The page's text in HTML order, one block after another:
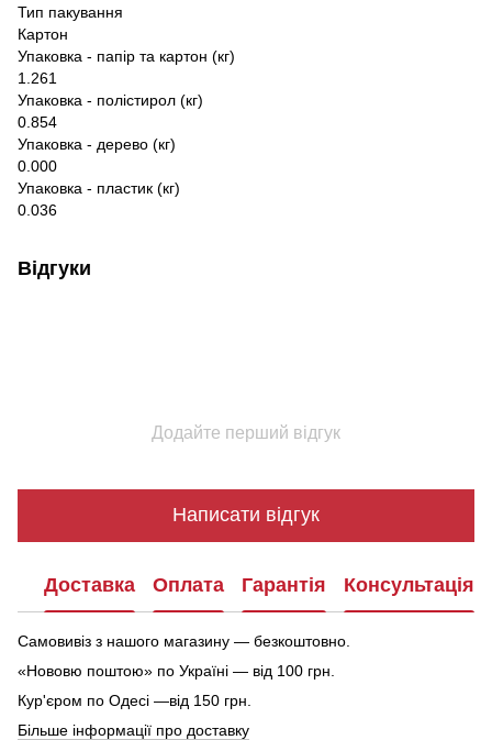
Тип пакування
Картон
Упаковка - папір та картон (кг)
1.261
Упаковка - полістирол (кг)
0.854
Упаковка - дерево (кг)
0.000
Упаковка - пластик (кг)
0.036
Відгуки
Додайте перший відгук
Написати відгук
Доставка Оплата Гарантія Консультація
Самовивіз з нашого магазину — безкоштовно.
«Нововю поштою» по Україні — від 100 грн.
Кур'єром по Одесі —від 150 грн.
Більше інформації про доставку